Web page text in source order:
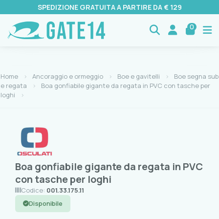
SPEDIZIONE GRATUITA A PARTIRE DA € 129
0
Home Ancoraggio e ormeggio Boe e gavitelli
Boe segna sub
e regata
Boa gonfiabile gigante da regata in PVC con tasche per
loghi
Boa gonfiabile gigante da regata in PVC
con tasche per loghi
Codice: 001.33.175.11
Disponibile